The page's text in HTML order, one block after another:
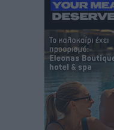
Ρόδος: «Βουλιάζει»
επιβάτες και 55
Τοπικές Ειδήσεις• πριν
Γ’ Εθνική
αγωνιστικών της
• πριν 18 ώρες